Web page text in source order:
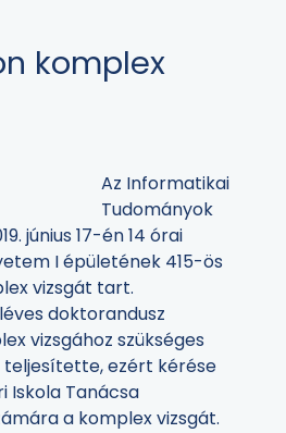
komplex
Az Informatikai
Tudományok
június 17-én 14 órai
I épületének 415-ös
vizsgát tart.
doktorandusz
vizsgához szükséges
ezért kérése
Iskola Tanácsa
a komplex vizsgát.